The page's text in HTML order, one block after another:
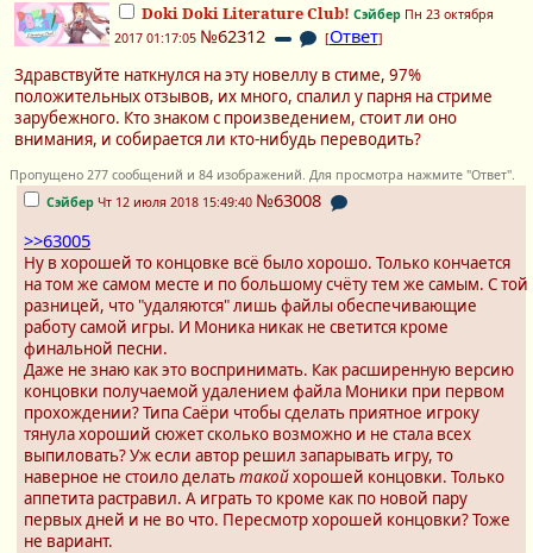
Doki Doki Literature Club! Сэйбер Пн 23 октября
2017 01:17:05 №62312 [Ответ]
Здравствуйте наткнулся на эту новеллу в стиме, 97%
положительных отзывов, их много, спалил у парня на стриме
зарубежного. Кто знаком с произведением, стоит ли оно
внимания, и собирается ли кто-нибудь переводить?
Пропущено 277 сообщений и 84 изображений. Для просмотра нажмите "Ответ".
Сэйбер Чт 12 июля 2018 15:49:40 №63008
>>63005
Ну в хорошей то концовке всё было хорошо. Только кончается
на том же самом месте и по большому счёту тем же самым. С той
разницей, что "удаляются" лишь файлы обеспечивающие
работу самой игры. И Моника никак не светится кроме
финальной песни.
Даже не знаю как это воспринимать. Как расширенную версию
концовки получаемой удалением файла Моники при первом
прохождении? Типа Саёри чтобы сделать приятное игроку
тянула хороший сюжет сколько возможно и не стала всех
выпиловать? Уж если автор решил запарывать игру, то
наверное не стоило делатьтакойхорошей концовки. Только
аппетита растравил. А играть то кроме как по новой пару
первых дней и не во что. Пересмотр хорошей концовки? Тоже
не вариант.